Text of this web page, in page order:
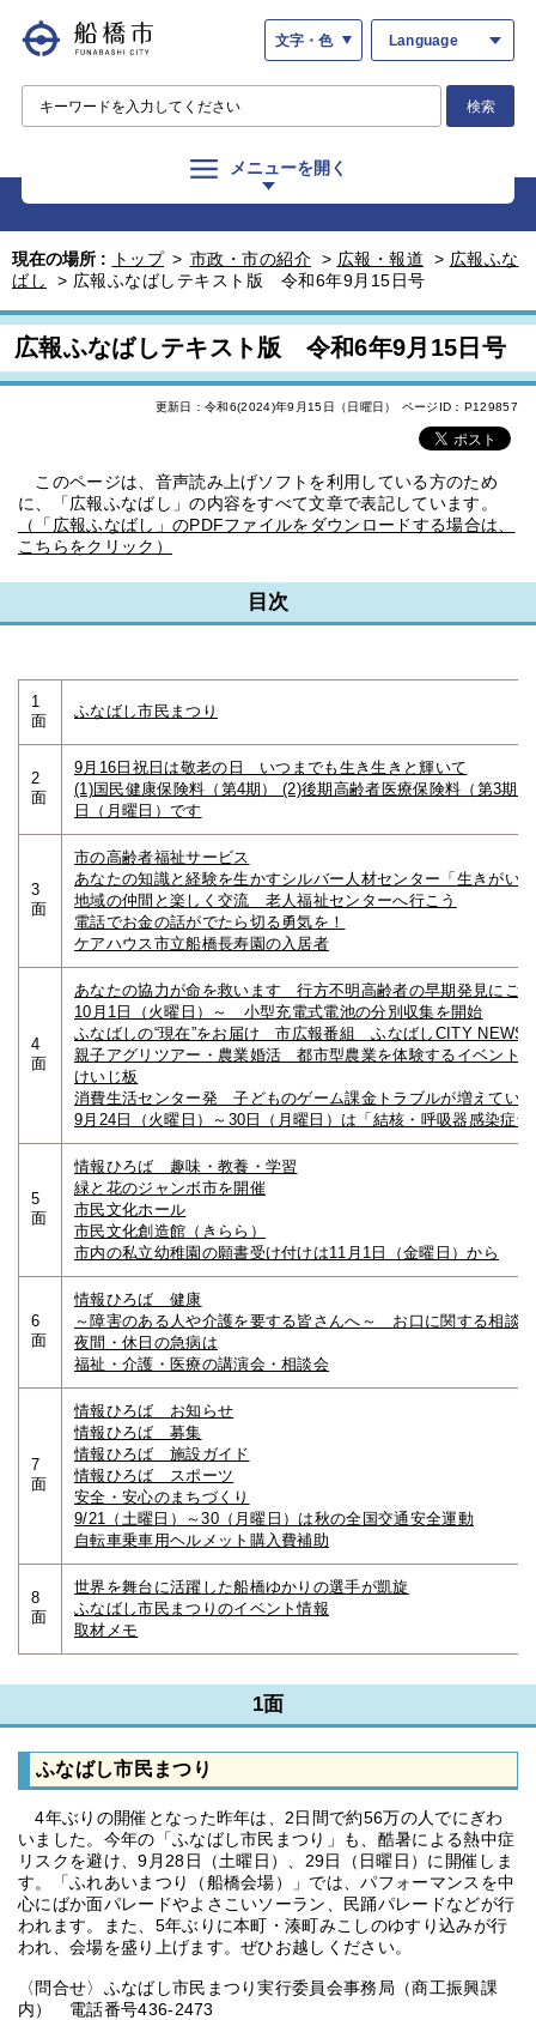
文字・色 Language
検索
メニューを開く
現在の場所 : トップ > 市政・市の紹介 > 広報・報道 > 広報ふな
ばし
> 広報ふなばしテキスト版 令和6年9月15日号
広報ふなばしテキスト版 令和6年9月15日号
更新日：令和6(2024)年9月15日（日曜日） ページID：P129857
このページは、音声読み上げソフトを利用している方のため
に、「広報ふなばし」の内容をすべて文章で表記しています。
（「広報ふなばし」のPDFファイルをダウンロードする場合は、
こちらをクリック）
目次
1
面
ふなばし市民まつり
2
面
9月16日祝日は敬老の日 いつまでも生き生きと輝いて
(1)国民健康保険料（第4期） (2)後期高齢者医療保険料（第3期
日（月曜日）です
3
面
市の高齢者福祉サービス
あなたの知識と経験を生かすシルバー人材センター「生きがい
地域の仲間と楽しく交流 老人福祉センターへ行こう
電話でお金の話がでたら切る勇気を！
ケアハウス市立船橋長寿園の入居者
4
面
あなたの協力が命を救います 行方不明高齢者の早期発見にご
10月1日（火曜日）～ 小型充電式電池の分別収集を開始
ふなばしの“現在”をお届け 市広報番組 ふなばしCITY NEWS
親子アグリツアー・農業婚活 都市型農業を体験するイベント
けいじ板
消費生活センター発 子どものゲーム課金トラブルが増えてい
9月24日（火曜日）～30日（月曜日）は「結核・呼吸器感染症
5
面
情報ひろば 趣味・教養・学習
緑と花のジャンボ市を開催
市民文化ホール
市民文化創造館（きらら）
市内の私立幼稚園の願書受け付けは11月1日（金曜日）から
6
面
情報ひろば 健康
～障害のある人や介護を要する皆さんへ～ お口に関する相談
夜間・休日の急病は
福祉・介護・医療の講演会・相談会
7
面
情報ひろば お知らせ
情報ひろば 募集
情報ひろば 施設ガイド
情報ひろば スポーツ
安全・安心のまちづくり
9/21（土曜日）～30（月曜日）は秋の全国交通安全運動
自転車乗車用ヘルメット購入費補助
8
面
世界を舞台に活躍した船橋ゆかりの選手が凱旋
ふなばし市民まつりのイベント情報
取材メモ
1面
ふなばし市民まつり
4年ぶりの開催となった昨年は、2日間で約56万の人でにぎわ
いました。今年の「ふなばし市民まつり」も、酷暑による熱中症
リスクを避け、9月28日（土曜日）、29日（日曜日）に開催しま
す。「ふれあいまつり（船橋会場）」では、パフォーマンスを中
心にばか面パレードやよさこいソーラン、民踊パレードなどが行
われます。また、5年ぶりに本町・湊町みこしのゆすり込みが行
われ、会場を盛り上げます。ぜひお越しください。
〈問合せ〉ふなばし市民まつり実行委員会事務局（商工振興課
内） 電話番号436-2473